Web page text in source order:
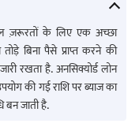
ज़रूरतों के लिए एक अच्छा
बिना पैसे प्राप्त करने की
रखता है. अनसिक्योर्ड लोन
की गई राशि पर ब्याज का
बन जाती है.